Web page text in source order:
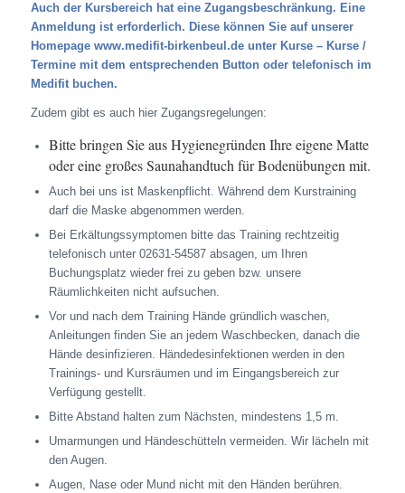
Auch der Kursbereich hat eine Zugangsbeschränkung. Eine
Anmeldung ist erforderlich. Diese können Sie auf unserer
Homepage www.medifit-birkenbeul.de unter Kurse – Kurse /
Termine mit dem entsprechenden Button oder telefonisch im
Medifit buchen.
Zudem gibt es auch hier Zugangsregelungen:
Bitte bringen Sie aus Hygienegründen Ihre eigene Matte
oder eine großes Saunahandtuch für Bodenübungen mit.
Auch bei uns ist Maskenpflicht. Während dem Kurstraining
darf die Maske abgenommen werden.
Bei Erkältungssymptomen bitte das Training rechtzeitig
telefonisch unter 02631-54587 absagen, um Ihren
Buchungsplatz wieder frei zu geben bzw. unsere
Räumlichkeiten nicht aufsuchen.
Vor und nach dem Training Hände gründlich waschen,
Anleitungen finden Sie an jedem Waschbecken, danach die
Hände desinfizieren. Händedesinfektionen werden in den
Trainings- und Kursräumen und im Eingangsbereich zur
Verfügung gestellt.
Bitte Abstand halten zum Nächsten, mindestens 1,5 m.
Umarmungen und Händeschütteln vermeiden. Wir lächeln mit
den Augen.
Augen, Nase oder Mund nicht mit den Händen berühren.